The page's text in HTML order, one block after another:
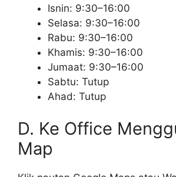
Isnin: 9:30–16:00
Selasa: 9:30–16:00
Rabu: 9:30–16:00
Khamis: 9:30–16:00
Jumaat: 9:30–16:00
Sabtu: Tutup
Ahad: Tutup
D. Ke Office
Map